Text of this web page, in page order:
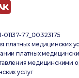
77_00323175
платных медицинских
платных
медицинскими
услуг